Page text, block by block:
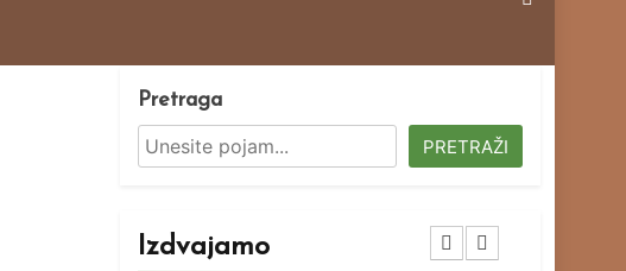
Pretraga
PRETRAŽI
Izdvajamo